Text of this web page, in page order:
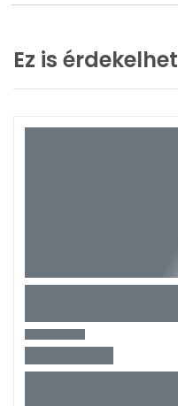
Ez is érdekelhet